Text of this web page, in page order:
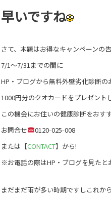
早いですね
さて、本題はお得なキャンペーンの
7/1～7/31までの間に
HP・ブログから無料外壁劣化診断
1000円分のクオカードをプレゼント
この機会にお住いの健康診断をおす
お問合せ
0120-025-008
または【CONTACT】から!
※お電話の際はHP・ブログを見たと
まだまだ雨が多い時期ですしこれか